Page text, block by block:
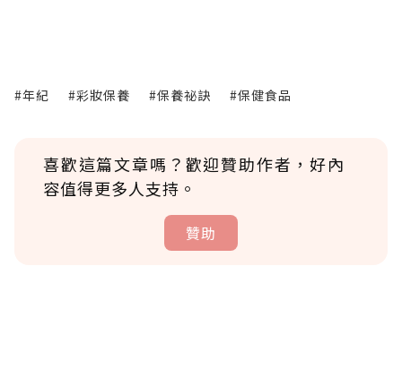
#年紀 #彩妝保養 #保養祕訣 #保健食品
喜歡這篇文章嗎？歡迎贊助作者，好內
容值得更多人支持。
贊助